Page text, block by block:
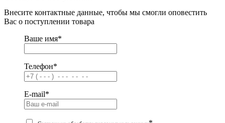
Внесите контактные данные, чтобы мы смогли оповестить
Вас о поступлении товара
Ваше имя*
Телефон*
E-mail*